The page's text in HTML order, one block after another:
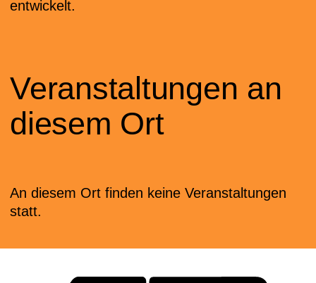
entwickelt.
Veranstaltungen an
diesem Ort
An diesem Ort finden keine Veranstaltungen
statt.